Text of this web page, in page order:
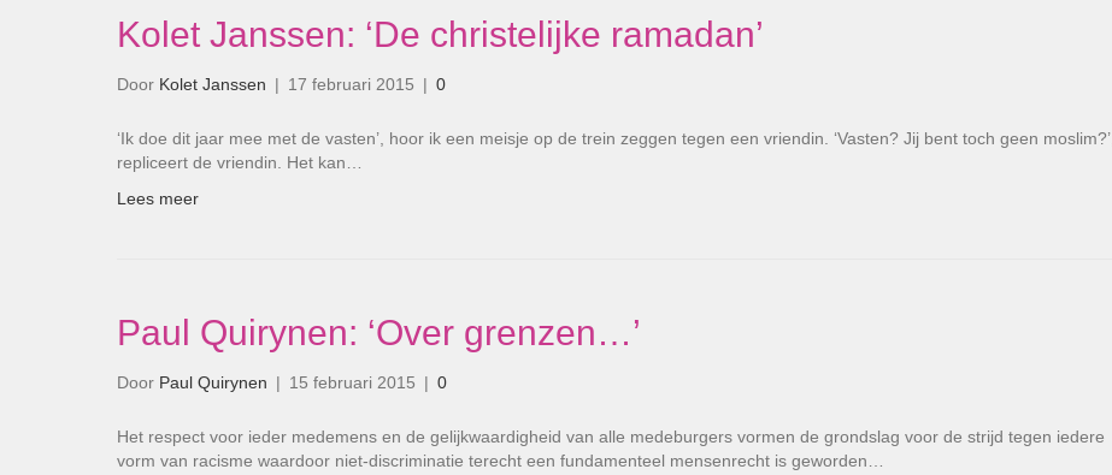
Kolet Janssen: ‘De christelijke ramadan’
Door Kolet Janssen | 17 februari 2015 | 0
‘Ik doe dit jaar mee met de vasten’, hoor ik een meisje op de trein zeggen tegen een vriendin. ‘Vasten? Jij bent toch geen moslim?’,
repliceert de vriendin. Het kan…
Lees meer
Paul Quirynen: ‘Over grenzen…’
Door Paul Quirynen | 15 februari 2015 | 0
Het respect voor ieder medemens en de gelijkwaardigheid van alle medeburgers vormen de grondslag voor de strijd tegen iedere
vorm van racisme waardoor niet-discriminatie terecht een fundamenteel mensenrecht is geworden…